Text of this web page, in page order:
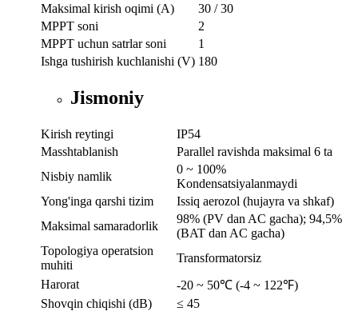
Maksimal kirish oqimi (A)
30 / 30
MPPT soni
2
MPPT uchun satrlar soni
1
Ishga tushirish kuchlanishi (V) 180
Jismoniy
Kirish reytingi
IP54
Masshtablanish
Parallel ravishda maksimal 6 ta
Nisbiy namlik
0 ~ 100%
Kondensatsiyalanmaydi
Yong'inga qarshi tizim
Issiq aerozol (hujayra va shkaf)
Maksimal samaradorlik
98% (PV dan AC gacha); 94,5%
(BAT dan AC gacha)
Topologiya operatsion
muhiti
Transformatorsiz
Harorat
-20 ~ 50℃ (-4 ~ 122℉)
Shovqin chiqishi (dB)
≤ 45